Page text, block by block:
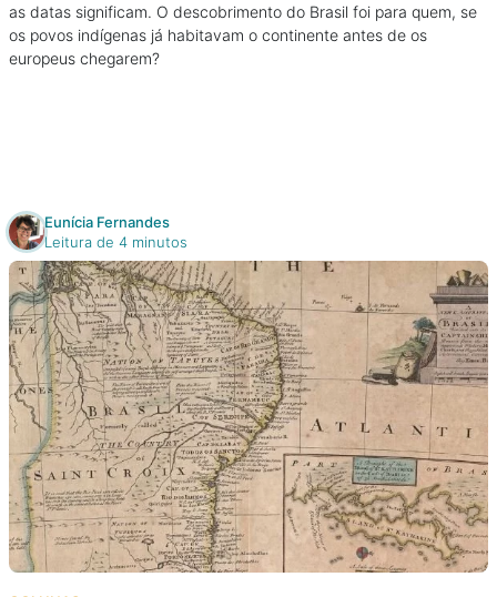
Colunas
E-Books
Eventos
Podcast
Assine
Taba na Escola
as datas significam. O descobrimento do Brasil foi para quem, se
os povos indígenas já habitavam o continente antes de os
europeus chegarem?
Eunícia Fernandes
Leitura de 4 minutos